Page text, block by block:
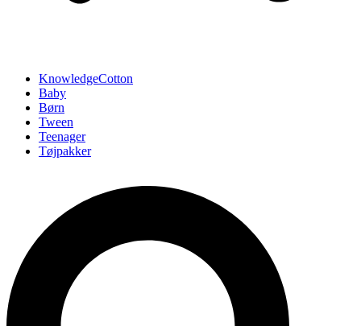
KnowledgeCotton
Baby
Børn
Tween
Teenager
Tøjpakker